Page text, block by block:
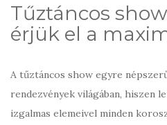
Tűztáncos
érjük el a
A tűztáncos show egyre
rendezvények világában, hiszen
izgalmas elemeivel minden